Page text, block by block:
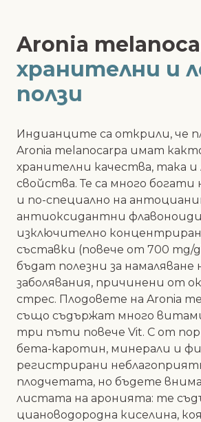
Aronia
хранителни и
ползи
Индианците са открили, че
Aronia melanocarpa имат
хранителни качества, така и
свойства. Те са много богати
и по-специално на
антиоксидантни
изключително
съставки (повече от 700 mg/
бъдат полезни за намаляване
заболявания, причинени от
стрес. Плодовете на Aronia
също съдържат много
три пъти повече Vit. C от
бета-каротин, минерали и
регистрирани
плодчетата, но бъдете
листата на аронията: те
циановодородна киселина,